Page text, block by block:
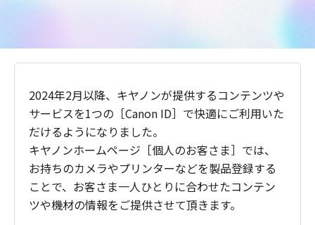
2024年2月以降、キヤノンが提供するコンテンツや
サービスを1つの［Canon ID］で快適にご利用いた
だけるようになりました。
キヤノンホームページ［個人のお客さま］では、
お持ちのカメラやプリンターなどを製品登録する
ことで、お客さま一人ひとりに合わせたコンテン
ツや機材の情報をご提供させて頂きます。